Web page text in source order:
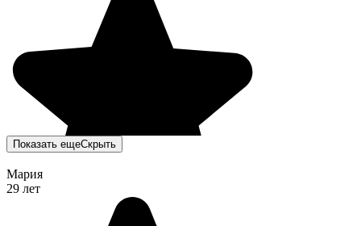
Показать ещеСкрыть
Мария
29 лет